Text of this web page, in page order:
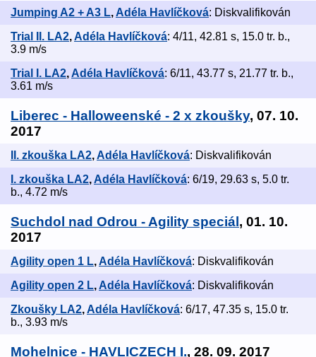
Jumping A2 + A3 L, Adéla Havlíčková: Diskvalifikován
Trial II. LA2,Adéla Havlíčková: 4/11, 42.81 s, 15.0 tr. b.,
3.9 m/s
Trial I. LA2, Adéla Havlíčková: 6/11, 43.77 s, 21.77 tr. b.,
3.61 m/s
Liberec - Halloweenské - 2 x zkoušky, 07. 10.
2017
II. zkouška LA2,Adéla Havlíčková: Diskvalifikován
I. zkouška LA2, Adéla Havlíčková: 6/19, 29.63 s, 5.0 tr.
b., 4.72 m/s
Suchdol nad Odrou - Agility speciál , 01. 10.
2017
Agility open 1 L,Adéla Havlíčková: Diskvalifikován
Agility open 2 L, Adéla Havlíčková: Diskvalifikován
Zkoušky LA2,Adéla Havlíčková: 6/17, 47.35 s, 15.0 tr.
b., 3.93 m/s
Mohelnice - HAVLICZECH I., 28. 09. 2017